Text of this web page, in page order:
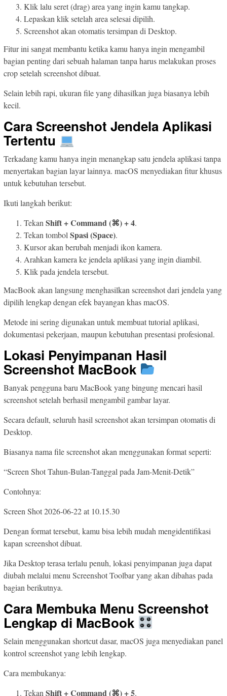
Klik lalu seret (drag) area yang ingin kamu tangkap.
Lepaskan klik setelah area selesai dipilih.
Screenshot akan otomatis tersimpan di Desktop.
Fitur ini sangat membantu ketika kamu hanya ingin mengambil
bagian penting dari sebuah halaman tanpa harus melakukan proses
crop setelah screenshot dibuat.
Selain lebih rapi, ukuran file yang dihasilkan juga biasanya lebih
kecil.
Cara Screenshot Jendela Aplikasi
Tertentu
Terkadang kamu hanya ingin menangkap satu jendela aplikasi tanpa
menyertakan bagian layar lainnya. macOS menyediakan fitur khusus
untuk kebutuhan tersebut.
Ikuti langkah berikut:
Tekan Shift + Command (⌘) + 4.
Tekan tombol Spasi (Space).
Kursor akan berubah menjadi ikon kamera.
Arahkan kamera ke jendela aplikasi yang ingin diambil.
Klik pada jendela tersebut.
MacBook akan langsung menghasilkan screenshot dari jendela yang
dipilih lengkap dengan efek bayangan khas macOS.
Metode ini sering digunakan untuk membuat tutorial aplikasi,
dokumentasi pekerjaan, maupun kebutuhan presentasi profesional.
Lokasi Penyimpanan Hasil
Screenshot MacBook
Banyak pengguna baru MacBook yang bingung mencari hasil
screenshot setelah berhasil mengambil gambar layar.
Secara default, seluruh hasil screenshot akan tersimpan otomatis di
Desktop.
Biasanya nama file screenshot akan menggunakan format seperti:
“Screen Shot Tahun-Bulan-Tanggal pada Jam-Menit-Detik”
Contohnya:
Screen Shot 2026-06-22 at 10.15.30
Dengan format tersebut, kamu bisa lebih mudah mengidentifikasi
kapan screenshot dibuat.
Jika Desktop terasa terlalu penuh, lokasi penyimpanan juga dapat
diubah melalui menu Screenshot Toolbar yang akan dibahas pada
bagian berikutnya.
Cara Membuka Menu Screenshot
Lengkap di MacBook
Selain menggunakan shortcut dasar, macOS juga menyediakan panel
kontrol screenshot yang lebih lengkap.
Cara membukanya:
Tekan Shift + Command (⌘) + 5.